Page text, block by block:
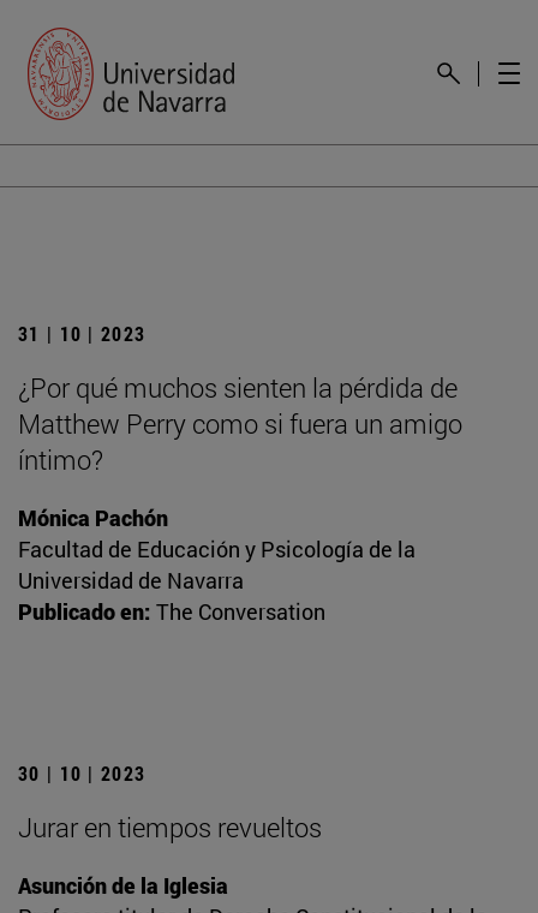
31 | 10 | 2023
¿Por qué muchos sienten la pérdida de
Matthew Perry como si fuera un amigo
íntimo?
Mónica Pachón
Facultad de Educación y Psicología de la
Universidad de Navarra
Publicado en: The Conversation
30 | 10 | 2023
Jurar en tiempos revueltos
Asunción de la Iglesia